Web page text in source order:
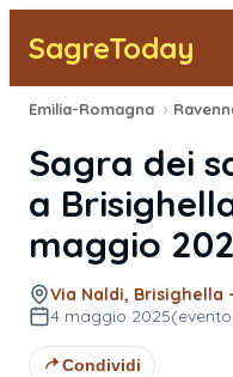
SagreToday
Segnala una sagra
Tutte le Sagre
Vicino a Me
Emilia-Romagna ›
Sagra dei
a
maggio
Via Naldi, Brisighella
4 maggio 2025
Condividi